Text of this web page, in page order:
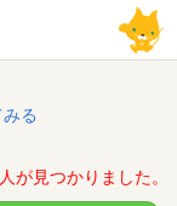
る
が見つかりました。